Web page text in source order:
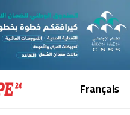
Français